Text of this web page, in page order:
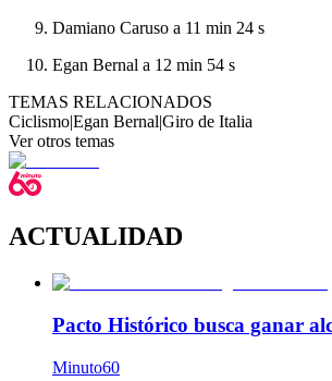
Damiano Caruso a 11 min 24 s
Egan Bernal a 12 min 54 s
TEMAS RELACIONADOS
Ciclismo|Egan Bernal|Giro de Italia
Ver otros temas
ACTUALIDAD
Pacto Histórico busca ganar
Minuto60